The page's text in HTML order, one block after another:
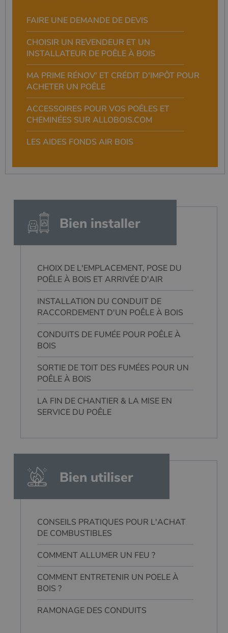
FAIRE UNE DEMANDE DE DEVIS
CHOISIR UN REVENDEUR ET UN
INSTALLATEUR DE POÊLE À BOIS
MA PRIME RÉNOV' ET CRÉDIT D'IMPÔT POUR
ACHETER UN POÊLE
ACCESSOIRES POUR VOS POÊLES ET
CHEMINÉES SUR ALLOBOIS.COM
LES AIDES FONDS AIR BOIS
Bien installer
CHOIX DE L'EMPLACEMENT, POSE DU
POÊLE À BOIS ET ARRIVÉE D'AIR
INSTALLATION DU CONDUIT DE
RACCORDEMENT D'UN POÊLE À BOIS
CONDUITS DE FUMÉE POUR POÊLE À
BOIS
SORTIE DE TOIT DES FUMÉES POUR UN
POÊLE À BOIS
LA FIN DE CHANTIER & LA MISE EN
SERVICE DU POÊLE
Bien utiliser
CONSEILS PRATIQUES POUR L'ACHAT
DE COMBUSTIBLES
COMMENT ALLUMER UN FEU ?
COMMENT ENTRETENIR UN POELE À
BOIS ?
RAMONAGE DES CONDUITS